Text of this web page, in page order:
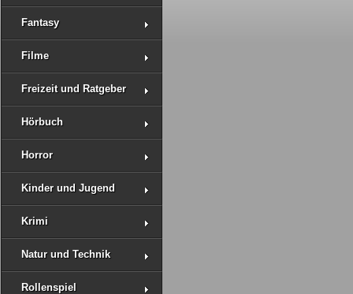
Fantasy
Filme
Freizeit und Ratgeber
Hörbuch
Horror
Kinder und Jugend
Krimi
Natur und Technik
Rollenspiel